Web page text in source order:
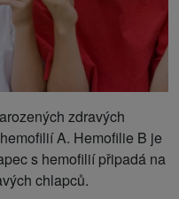
zdravých
A. Hemofilie B je
s hemofilií připadá na
chlapců.